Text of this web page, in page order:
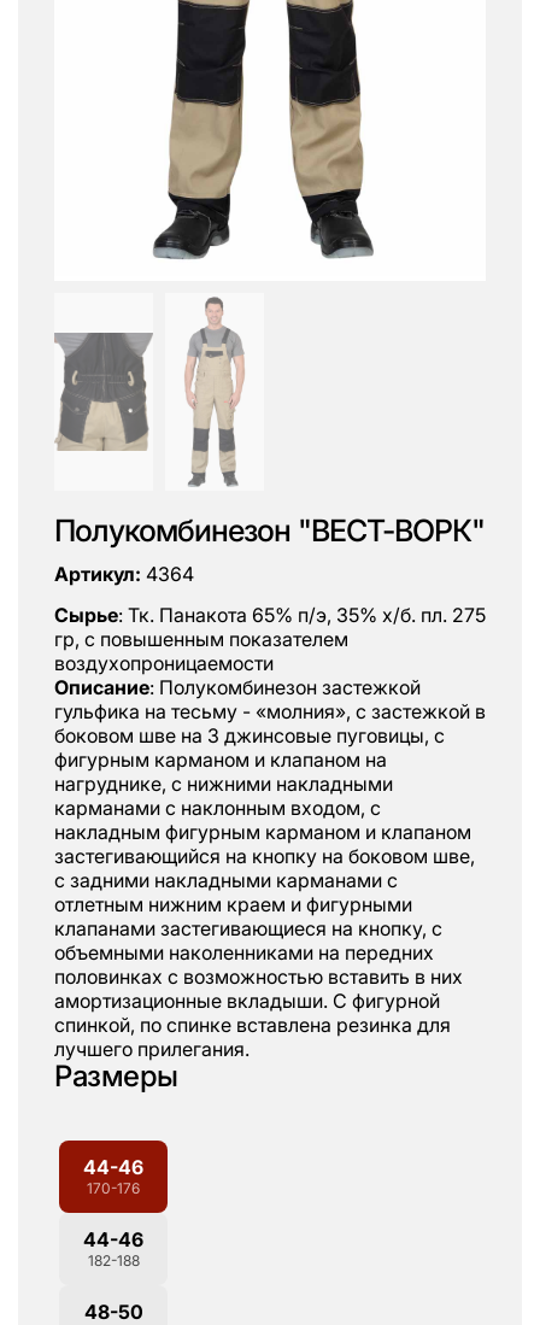
Полукомбинезон "ВЕСТ-ВОРК"
Артикул: 4364
Сырье: Тк. Панакота 65% п/э, 35% х/б. пл. 275
гр, с повышенным показателем
воздухопроницаемости
Описание: Полукомбинезон застежкой
гульфика на тесьму - «молния», с застежкой в
боковом шве на 3 джинсовые пуговицы, с
фигурным карманом и клапаном на
нагруднике, с нижними накладными
карманами с наклонным входом, с
накладным фигурным карманом и клапаном
застегивающийся на кнопку на боковом шве,
с задними накладными карманами с
отлетным нижним краем и фигурными
клапанами застегивающиеся на кнопку, с
объемными наколенниками на передних
половинках с возможностью вставить в них
амортизационные вкладыши. С фигурной
спинкой, по спинке вставлена резинка для
лучшего прилегания.
Размеры
44-46
170-176
44-46
182-188
48-50